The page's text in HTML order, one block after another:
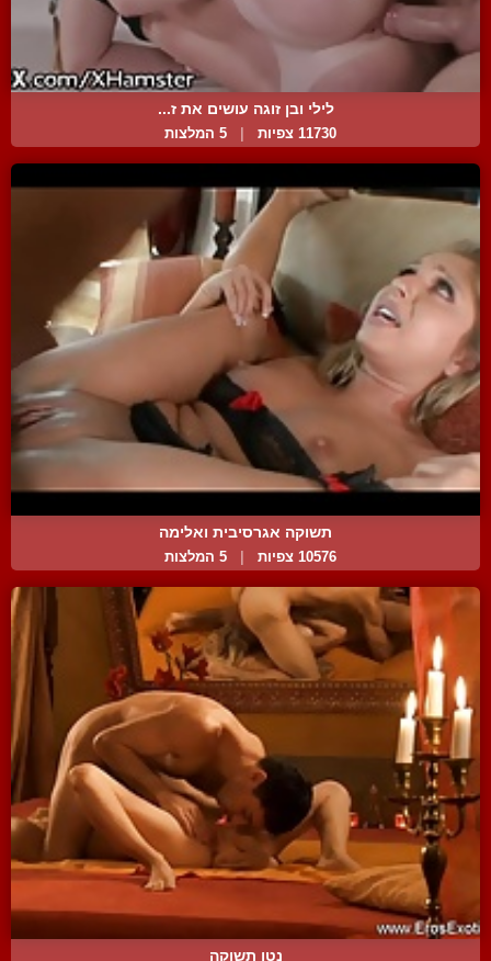
לילי ובן זוגה עושים את ז...
11730 צפיות 5 המלצות
תשוקה אגרסיבית ואלימה
10576 צפיות | 5 המלצות
נטו תשוקה